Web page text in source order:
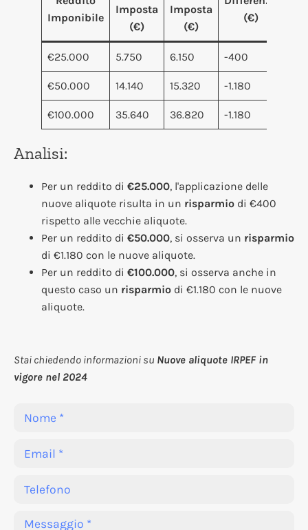
Imponibile
Imposta
(€)
Imposta
(€)
(€)
€25.000 5.750 6.150 -400
€50.000 14.140 15.320 -1.180
€100.000 35.640 36.820 -1.180
Analisi:
Per un reddito di €25.000, l'applicazione delle
nuove aliquote risulta in un risparmio di €400
rispetto alle vecchie aliquote.
Per un reddito di €50.000, si osserva un risparmio
di €1.180 con le nuove aliquote.
Per un reddito di €100.000, si osserva anche in
questo caso un risparmio di €1.180 con le nuove
aliquote.
Stai chiedendo informazioni su Nuove aliquote IRPEF in
vigore nel 2024